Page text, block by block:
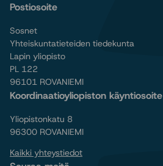
Postiosoite
Sosnet
Yhteiskuntatieteiden tiedekunta
Lapin yliopisto
PL 122
96101 ROVANIEMI
Koordinaatioyliopiston käyntiosoite
Yliopistonkatu 8
96300 ROVANIEMI
Kaikki yhteystiedot